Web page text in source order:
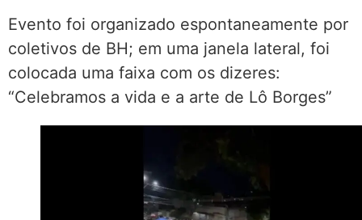
Evento foi organizado espontaneamente por
coletivos de BH; em uma janela lateral, foi
colocada uma faixa com os dizeres:
“Celebramos a vida e a arte de Lô Borges”